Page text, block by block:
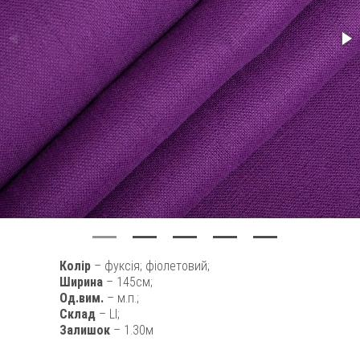
Колір – фуксія; фіолетовий;
Ширина – 145см;
Од.вим. – м.п.;
Склад – LI;
Залишок – 1.30м